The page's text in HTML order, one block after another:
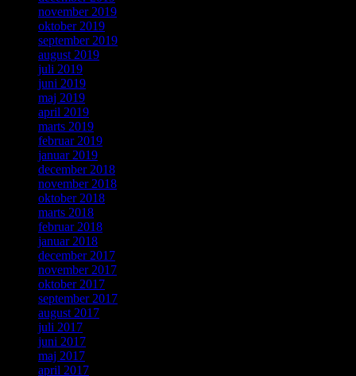
november 2019
oktober 2019
september 2019
august 2019
juli 2019
juni 2019
maj 2019
april 2019
marts 2019
februar 2019
januar 2019
december 2018
november 2018
oktober 2018
marts 2018
februar 2018
januar 2018
december 2017
november 2017
oktober 2017
september 2017
august 2017
juli 2017
juni 2017
maj 2017
april 2017